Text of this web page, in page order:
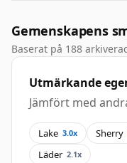
Gemenskapens
Baserat på 188
Utmärkande
Jämfört med
Lake 3.0x Sherry
Läder 2.1x